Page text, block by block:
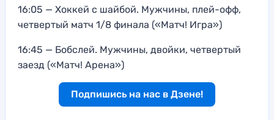
16:05 — Хоккей с шайбой. Мужчины, плей-офф,
четвертый матч 1/8 финала («Матч! Игра»)
16:45 — Бобслей. Мужчины, двойки, четвертый
заезд («Матч! Арена»)
Подпишись на нас в Дзене!